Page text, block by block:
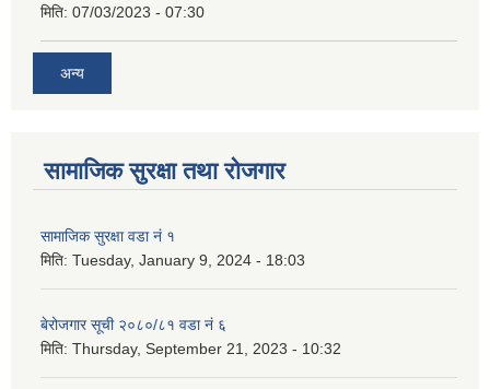
मिति: 07/03/2023 - 07:30
अन्य
सामाजिक सुरक्षा तथा रोजगार
सामाजिक सुरक्षा वडा नं १
मिति: Tuesday, January 9, 2024 - 18:03
बेरोजगार सूची २०८०/८१ वडा नं ६
मिति: Thursday, September 21, 2023 - 10:32